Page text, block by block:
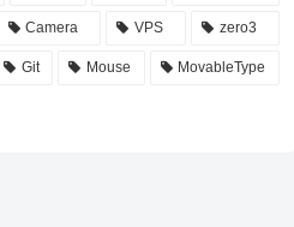
Camera VPS zero3
Git Mouse MovableType